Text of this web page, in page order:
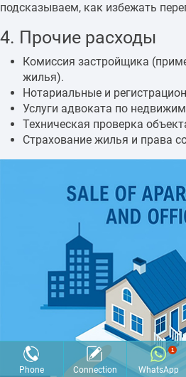
подсказываем, как избежать
4. Прочие расходы
Комиссия застройщика
жилья).
Нотариальные и
Услуги адвоката по
Техническая проверка
Страхование жилья и права
Phone Connection WhatsApp